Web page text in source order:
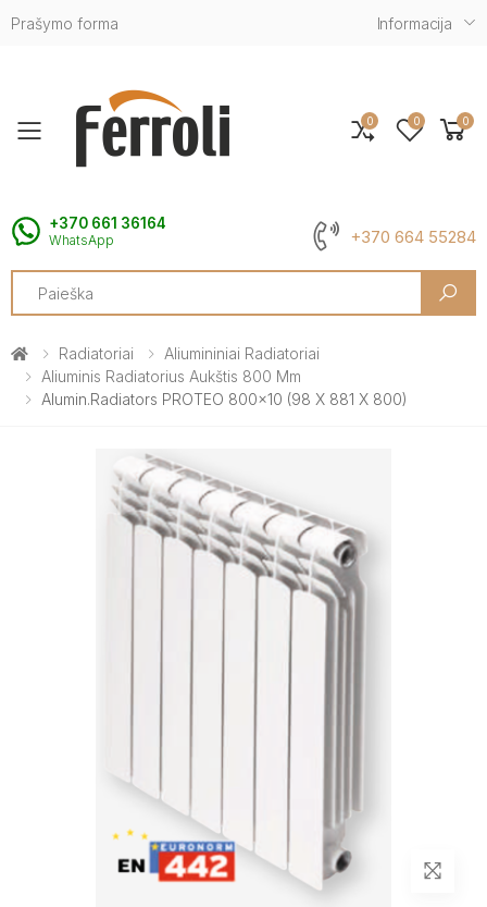
Prašymo forma Informacija
Toggle mobile menu
+370 661 36164
WhatsApp +370 664 55284
Search
0 0 0
Radiatoriai
Aliumininiai Radiatoriai
Aliuminis Radiatorius Aukštis 800 Mm
Alumin.radiators PROTEO 800x10 (98 X 881 X 800)